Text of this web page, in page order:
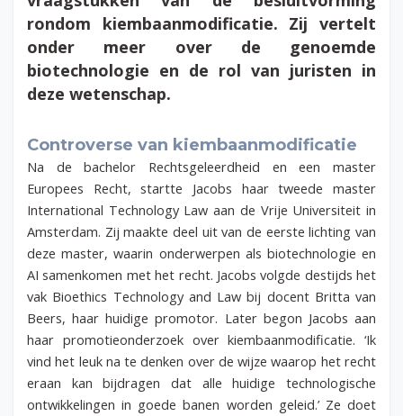
rondom kiembaanmodificatie. Zij vertelt
onder meer over de genoemde
biotechnologie en de rol van juristen in
deze wetenschap.
Controverse van kiembaanmodificatie
Na de bachelor Rechtsgeleerdheid en een master
Europees Recht, startte Jacobs haar tweede master
International Technology Law aan de Vrije Universiteit in
Amsterdam. Zij maakte deel uit van de eerste lichting van
deze master, waarin onderwerpen als biotechnologie en
AI samenkomen met het recht. Jacobs volgde destijds het
vak Bioethics Technology and Law bij docent Britta van
Beers, haar huidige promotor. Later begon Jacobs aan
haar promotieonderzoek over kiembaanmodificatie. ‘Ik
vind het leuk na te denken over de wijze waarop het recht
eraan kan bijdragen dat alle huidige technologische
ontwikkelingen in goede banen worden geleid.’ Ze doet